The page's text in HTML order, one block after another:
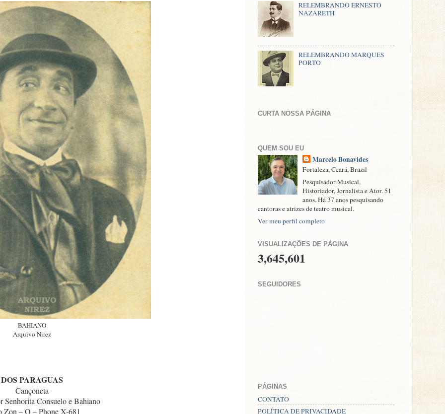
BAHIANO
Arquivo Nirez
DOS PARAGUAS
Cançoneta
Senhorita Consuelo e Bahiano
Zon – O – Phone X-681
RELEMBRANDO ERNESTO
NAZARETH
RELEMBRANDO MARQUES
PORTO
CURTA NOSSA PÁGINA
QUEM SOU EU
Marcelo Bonavides
Fortaleza, Ceará, Brazil
Pesquisador Musical,
Historiador, Jornalista e Ator. 51
anos. Há 37 anos pesquisando
cantoras e atrizes de teatro musical.
Ver meu perfil completo
VISUALIZAÇÕES DE PÁGINA
3,645,601
SEGUIDORES
PÁGINAS
CONTATO
POLÍTICA DE PRIVACIDADE